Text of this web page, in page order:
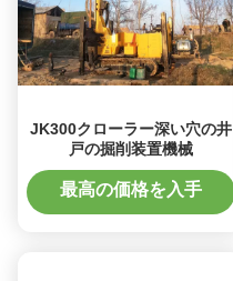
JK300クローラー深い穴の井
戸の掘削装置機械
最高の価格を入手